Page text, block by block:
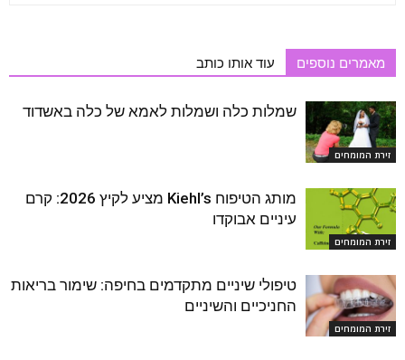
מאמרים נוספים עוד אותו כותב
זירת המומחים
שמלות כלה ושמלות לאמא של כלה באשדוד
זירת המומחים
מותג הטיפוח Kiehl’s מציע לקיץ 2026: קרם
עיניים אבוקדו
זירת המומחים
טיפולי שיניים מתקדמים בחיפה: שימור בריאות
החניכיים והשיניים